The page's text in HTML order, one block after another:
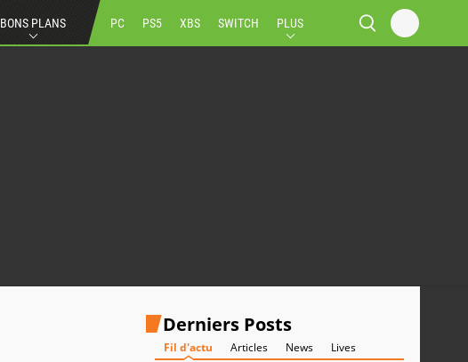
BONS PLANS PC PS5 XBS SWITCH PLUS
Derniers Posts
Fil d'actu Articles News Lives